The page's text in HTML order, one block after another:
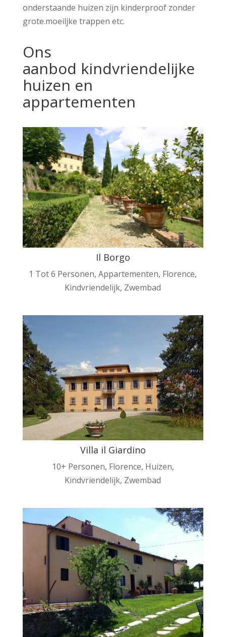
onderstaande huizen zijn kinderproof zonder
grote.moeiljke trappen etc.
Ons
aanbod kindvriendelijke
huizen en
appartementen
Il Borgo
1 Tot 6 Personen,Appartementen, Florence,
Kindvriendelijk, Zwembad
Villa il Giardino
10+ Personen, Florence, Huizen,
Kindvriendelijk, Zwembad